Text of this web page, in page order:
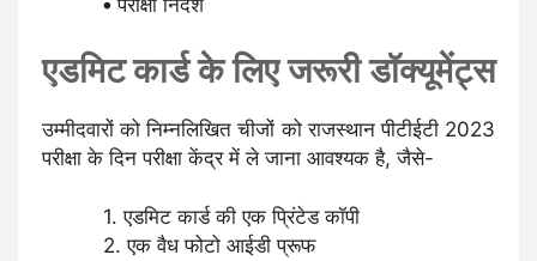
परीक्षा निर्देश
एडमिट कार्ड के लिए जरूरी डॉक्यूमेंट्स
उम्मीदवारों को निम्नलिखित चीजों को राजस्थान पीटीईटी 2023
परीक्षा के दिन परीक्षा केंद्र में ले जाना आवश्यक है, जैसे-
एडमिट कार्ड की एक प्रिंटेड कॉपी
एक वैध फोटो आईडी प्रूफ